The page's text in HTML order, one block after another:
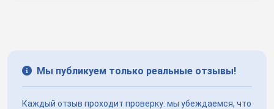
Мы публикуем только реальные отзывы!
Каждый отзыв проходит проверку: мы убеждаемся, что